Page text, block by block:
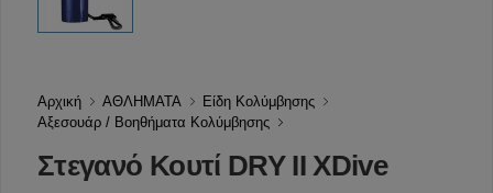
Αρχική ΑΘΛΗΜΑΤΑ
Είδη Κολύμβησης
Αξεσουάρ / Βοηθήματα Κολύμβησης
Στεγανό Κουτί DRY IΙ XDive